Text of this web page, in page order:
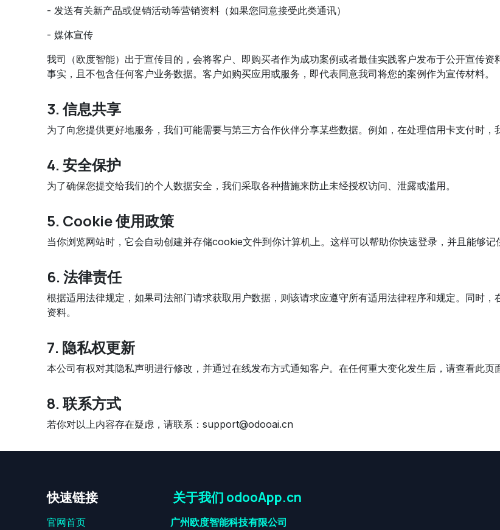
- 发送有关新产品或促销活动等营销资料（如果您同意接受此类通讯）
- 媒体宣传
我司（欧度智能）出于宣传目的，会将客户、即购买者作为成功案例或者最佳实践客户发布于公开宣传
事实，且不包含任何客户业务数据。客户如购买应用或服务，即代表同意我司将您的案例作为宣传材料。
3. 信息共享
为了向您提供更好地服务，我们可能需要与第三方合作伙伴分享某些数据。例如，在处理信用卡支付时，
4. 安全保护
为了确保您提交给我们的个人数据安全，我们采取各种措施来防止未经授权访问、泄露或滥用。
5. Cookie 使用政策
当你浏览网站时，它会自动创建并存储cookie文件到你计算机上。这样可以帮助你快速登录，并且能够记
6. 法律责任
根据适用法律规定，如果司法部门请求获取用户数据，则该请求应遵守所有适用法律程序和规定。同时
资料。
7. 隐私权更新
本公司有权对其隐私声明进行修改，并通过在线发布方式通知客户。在任何重大变化发生后，请查看此页
8. 联系方式
若你对以上内容存在疑虑，请联系：support@odooai.cn
快速链接
官网首页
关于我们 odooApp.cn
广州欧度智能科技有限公司